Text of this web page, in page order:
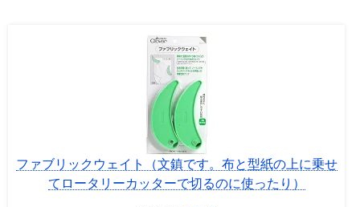
ファブリックウェイト（文鎮です。布と型紙の上に乗せ
てロータリーカッターで切るのに使ったり）